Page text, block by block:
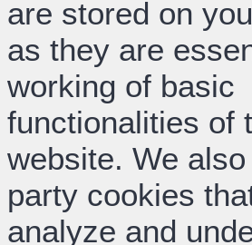
are stored on
as they are
working of basic
functionalities of
website. We
party cookies
analyze and